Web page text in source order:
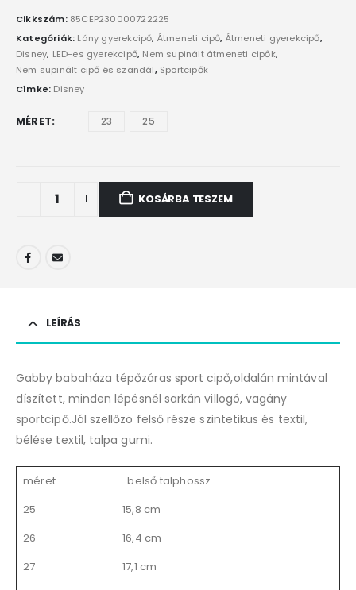
Cikkszám: 85CEP230000722225
Kategóriák: Lány gyerekcipő, Átmeneti cipő, Átmeneti gyerekcipő,
Disney, LED-es gyerekcipő, Nem supinált átmeneti cipők,
Nem supinált cipő és szandál, Sportcipők
Címke: Disney
MÉRET 23 25
KOSÁRBA TESZEM
LEÍRÁS
Gabby babaháza tépőzáras sport cipő,oldalán mintával
díszített, minden lépésnél sarkán villogó, vagány
sportcipő.Jól szellőzö felső része szintetikus és textil,
bélése textil, talpa gumi.
méret
belső talphossz
25
15,8 cm
26
16,4 cm
27
17,1 cm